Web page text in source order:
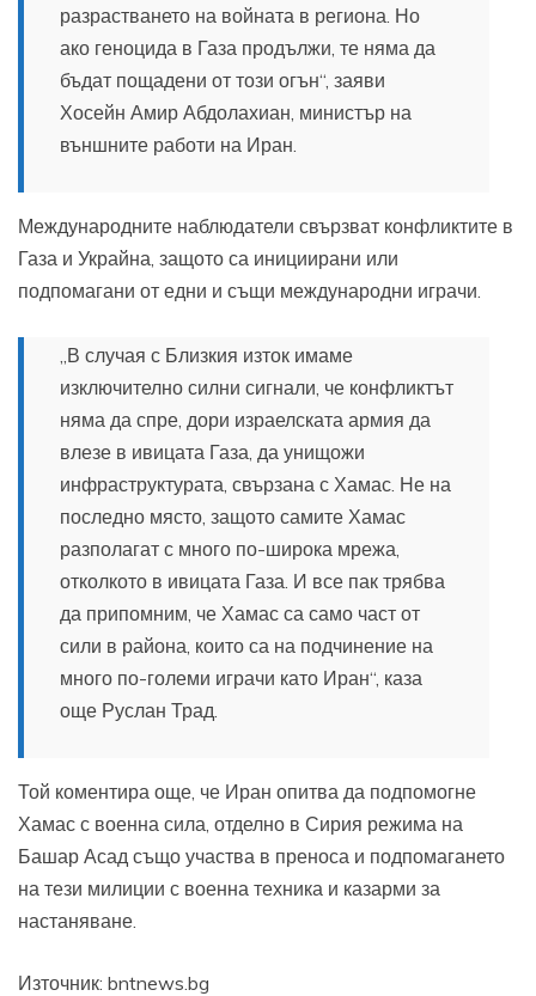
разрастването на войната в региона. Но
ако геноцида в Газа продължи, те няма да
бъдат пощадени от този огън“, заяви
Хосейн Амир Абдолахиан, министър на
външните работи на Иран.
Международните наблюдатели свързват конфликтите в
Газа и Украйна, защото са инициирани или
подпомагани от едни и същи международни играчи.
„В случая с Близкия изток имаме
изключително силни сигнали, че конфликтът
няма да спре, дори израелската армия да
влезе в ивицата Газа, да унищожи
инфраструктурата, свързана с Хамас. Не на
последно място, защото самите Хамас
разполагат с много по-широка мрежа,
отколкото в ивицата Газа. И все пак трябва
да припомним, че Хамас са само част от
сили в района, които са на подчинение на
много по-големи играчи като Иран“, каза
още Руслан Трад.
Той коментира още, че Иран опитва да подпомогне
Хамас с военна сила, отделно в Сирия режима на
Башар Асад също участва в преноса и подпомагането
на тези милиции с военна техника и казарми за
настаняване.
Източник: bntnews.bg